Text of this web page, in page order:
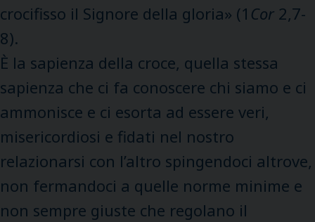
crocifisso il Signore della gloria» (1 Cor 2,7-
8).
È la sapienza della croce, quella stessa
sapienza che ci fa conoscere chi siamo e ci
ammonisce e ci esorta ad essere veri,
misericordiosi e fidati nel nostro
relazionarsi con l’altro spingendoci altrove,
non fermandoci a quelle norme minime e
non sempre giuste che regolano il